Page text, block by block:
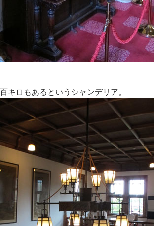
キロもあるというシャンデリア。